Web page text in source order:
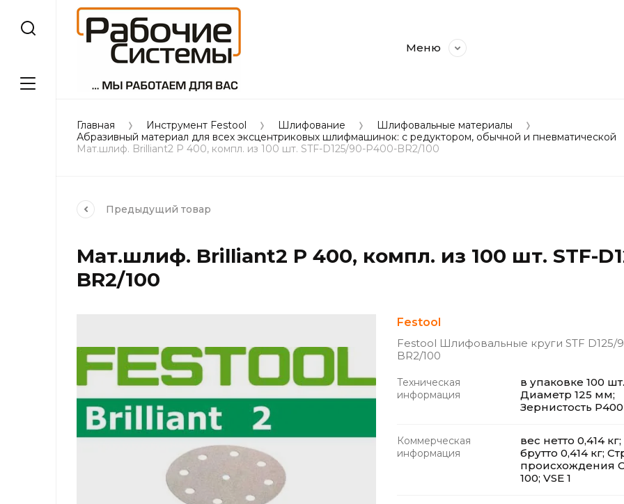
Меню
Главная Инструмент Festool Шлифование
Шлифовальные материалы
Абразивный материал для всех эксцентриковых шлифмашинок: с редуктором, обычной и пневматической
Мат.шлиф. Brilliant2 P 400, компл. из 100 шт. STF-D125/90-P400-BR2/100
Предыдущий товар
Мат.шлиф. Brilliant2 P 400, компл. из 100 шт. STF-
BR2/100
Festool
Festool Шлифовальные круги STF D125/
BR2/100
Техническая
информация
в упаковке 100
Диаметр 125 мм;
Зернистость P400
Коммерческая
информация
вес нетто 0,414
брутто 0,414 кг;
происхождения
100; VSE 1